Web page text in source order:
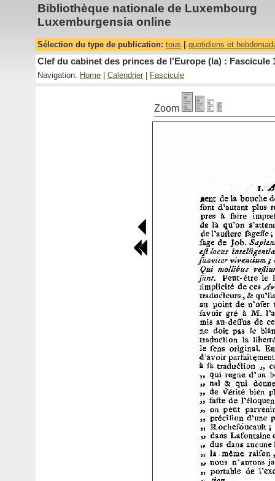
Bibliothèque nationale de Luxembourg
Luxemburgensia online
Sélection du type de publication: tous quotidiens et
Clef du cabinet des princes de l'Europe (la) : Fascicule
Navigation: Home Calendrier Fascicule
Zoom